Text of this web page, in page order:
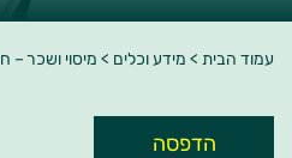
עמוד הבית > מידע וכלים > מיסוי ושכר –
הדפסה